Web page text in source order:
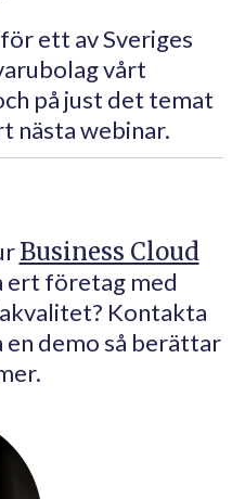
ett av Sveriges
vårt
på just det temat
nästa webinar.
Business Cloud
ert företag med
Kontakta
en demo så berättar